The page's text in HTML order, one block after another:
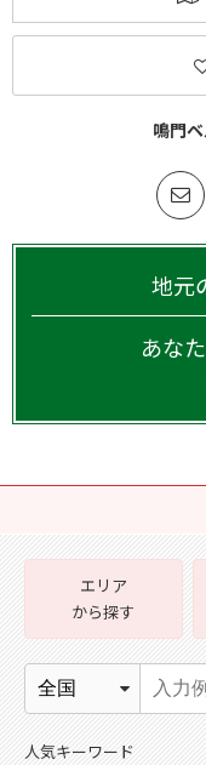
鳴門
地元
あな
エリア
から探す
人気キーワード